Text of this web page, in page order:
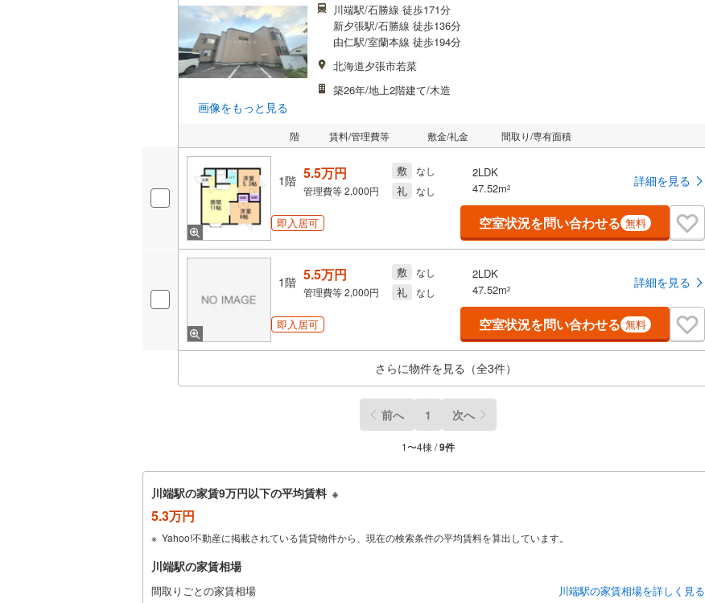
画像をもっと見る
川端駅/石勝線 徒歩171分
新夕張駅/石勝線 徒歩136分
由仁駅/室蘭本線 徒歩194分
北海道夕張市若菜
築26年/地上2階建て/木造
階 賃料/管理費等 敷金/礼金 間取り/専有面積
1階 5.5万円
管理費等2,000円
敷 なし
礼 なし
2LDK
47.52m2 詳細を見る
即入居可 空室状況を問い合わせる 無料
1階 5.5万円
管理費等2,000円
敷 なし
礼 なし
2LDK
47.52m2 詳細を見る
即入居可 空室状況を問い合わせる 無料
さらに物件を見る（全3件）
前へ 1 次へ
1〜4棟 /9件
川端駅の家賃9万円以下の平均賃料 ※
5.3万円
Yahoo!不動産に掲載されている賃貸物件から、現在の検索条件の平均賃料を算出しています。
川端駅の家賃相場
間取りごとの家賃相場 川端駅の家賃相場を詳しく見る